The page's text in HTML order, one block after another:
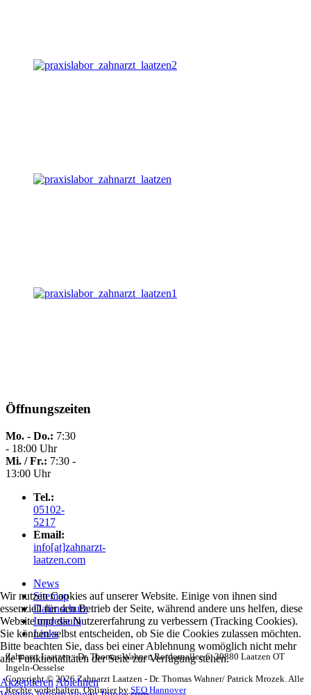
Öffnungszeiten
Mo. - Do.: 7:30
- 18:00 Uhr
Mi. / Fr.: 7:30 -
13:00 Uhr
Tel.:
05102-
5217
Email:
info[at]zahnarzt-
laatzen.com
News
Sitemap
Datenschutz
Impressum
Links
Zahnarzt Laatzen - Dr. Thomas Wahner, Rotdornallee 6, 30880 Laatzen OT
Ingeln-Oesselse
Copyright © 2026 Zahnarzt Laatzen - Dr. Thomas Wahner/ Patrick Mrozek. Alle
Rechte vorbehalten. Optimier by SEO Hannover
Wir nutzen Cookies auf unserer Website. Einige von ihnen sind
essenziell für den Betrieb der Seite, während andere uns helfen, diese
Website und die Nutzererfahrung zu verbessern (Tracking Cookies).
Sie können selbst entscheiden, ob Sie die Cookies zulassen möchten.
Bitte beachten Sie, dass bei einer Ablehnung womöglich nicht mehr
alle Funktionalitäten der Seite zur Verfügung stehen.
AkzeptierenAblehnen